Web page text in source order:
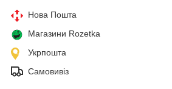
Нова Пошта
Магазини Rozetka
Укрпошта
Самовивіз